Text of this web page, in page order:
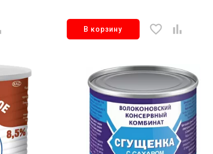
В корзину